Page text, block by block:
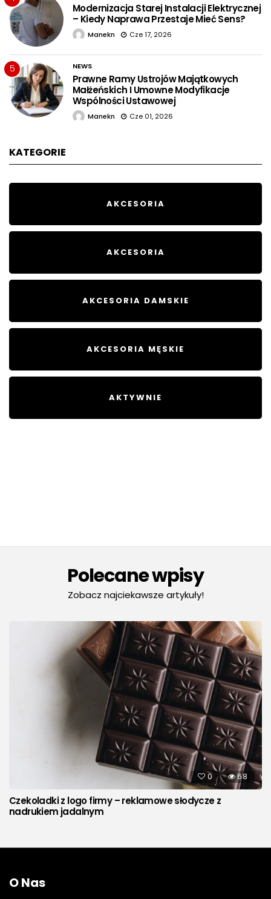
Modernizacja Starej Instalacji Elektrycznej
– Kiedy Naprawa Przestaje Mieć Sens?
Manekn Cze 17, 2026
5 NEWS
Prawne Ramy Ustrojów Majątkowych
Małżeńskich I Umowne Modyfikacje
Wspólności Ustawowej
Manekn Cze 01, 2026
KATEGORIE
AKCESORIA
AKCESORIA
AKCESORIA DAMSKIE
AKCESORIA MĘSKIE
AKTYWNIE
Polecane wpisy
Zobacz najciekawsze artykuły!
0 68
Czekoladki z logo firmy – reklamowe słodycze z
nadrukiem jadalnym
O Nas